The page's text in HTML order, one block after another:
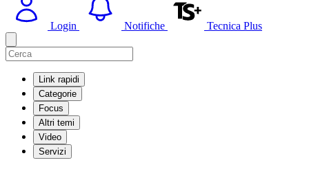
Login Notifiche Tecnica Plus
Link rapidi
Categorie
Focus
Altri temi
Video
Servizi